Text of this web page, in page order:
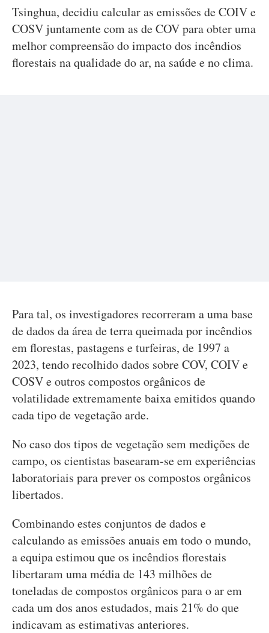
Tsinghua, decidiu calcular as emissões de COIV e
COSV juntamente com as de COV para obter uma
melhor compreensão do impacto dos incêndios
florestais na qualidade do ar, na saúde e no clima.
Para tal, os investigadores recorreram a uma base
de dados da área de terra queimada por incêndios
em florestas, pastagens e turfeiras, de 1997 a
2023, tendo recolhido dados sobre COV, COIV e
COSV e outros compostos orgânicos de
volatilidade extremamente baixa emitidos quando
cada tipo de vegetação arde.
No caso dos tipos de vegetação sem medições de
campo, os cientistas basearam-se em experiências
laboratoriais para prever os compostos orgânicos
libertados.
Combinando estes conjuntos de dados e
calculando as emissões anuais em todo o mundo,
a equipa estimou que os incêndios florestais
libertaram uma média de 143 milhões de
toneladas de compostos orgânicos para o ar em
cada um dos anos estudados, mais 21% do que
indicavam as estimativas anteriores.